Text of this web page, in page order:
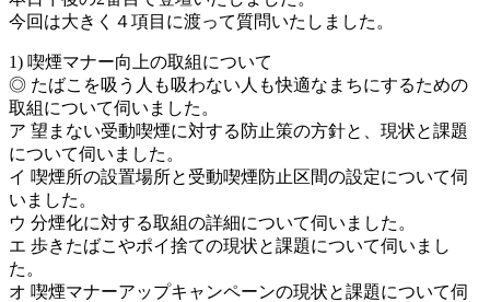
:
今回は大きく４項目に渡って質問いたしました。
1) 喫煙マナー向上の取組について
◎ たばこを吸う人も吸わない人も快適なまちにするための
取組について伺いました。
ア 望まない受動喫煙に対する防止策の方針と、現状と課題
について伺いました。
イ 喫煙所の設置場所と受動喫煙防止区間の設定について伺
いました。
ウ 分煙化に対する取組の詳細について伺いました。
エ 歩きたばこやポイ捨ての現状と課題について伺いまし
た。
オ 喫煙マナーアップキャンペーンの現状と課題について伺